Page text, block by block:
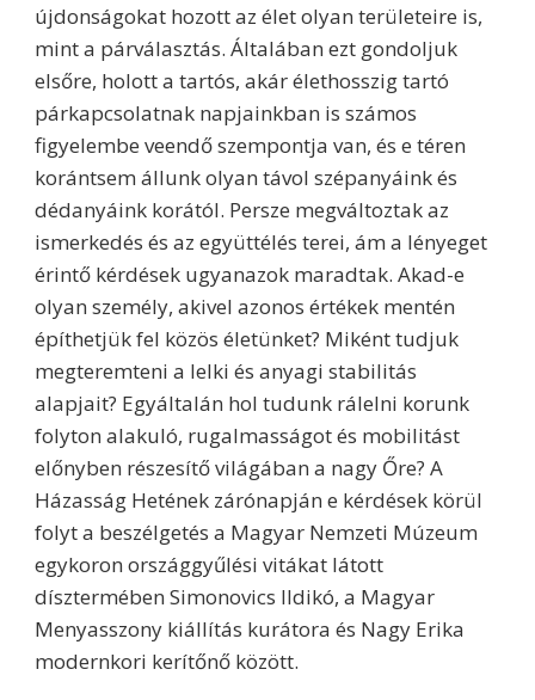
újdonságokat hozott az élet olyan területeire is,
mint a párválasztás. Általában ezt gondoljuk
elsőre, holott a tartós, akár élethosszig tartó
párkapcsolatnak napjainkban is számos
figyelembe veendő szempontja van, és e téren
korántsem állunk olyan távol szépanyáink és
dédanyáink korától. Persze megváltoztak az
ismerkedés és az együttélés terei, ám a lényeget
érintő kérdések ugyanazok maradtak. Akad-e
olyan személy, akivel azonos értékek mentén
építhetjük fel közös életünket? Miként tudjuk
megteremteni a lelki és anyagi stabilitás
alapjait? Egyáltalán hol tudunk rálelni korunk
folyton alakuló, rugalmasságot és mobilitást
előnyben részesítő világában a nagy Őre? A
Házasság Hetének zárónapján e kérdések körül
folyt a beszélgetés a Magyar Nemzeti Múzeum
egykoron országgyűlési vitákat látott
dísztermében Simonovics Ildikó, a Magyar
Menyasszony kiállítás kurátora és Nagy Erika
modernkori kerítőnő között.